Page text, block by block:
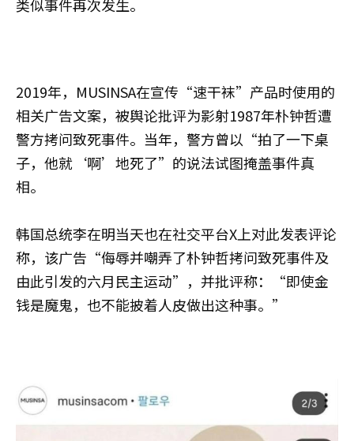
类似事件再次发生。
2019年，MUSINSA在宣传“速干袜”产品时使用的
相关广告文案，被舆论批评为影射1987年朴钟哲遭
警方拷问致死事件。当年，警方曾以“拍了一下桌
子，他就‘啊’地死了”的说法试图掩盖事件真
相。
韩国总统李在明当天也在社交平台X上对此发表评论
称，该广告“侮辱并嘲弄了朴钟哲拷问致死事件及
由此引发的六月民主运动”，并批评称：“即使金
钱是魔鬼，也不能披着人皮做出这种事。”